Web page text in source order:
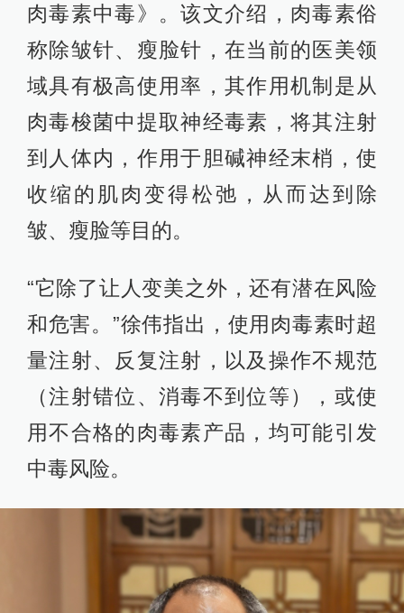
肉毒素中毒》。该文介绍，肉毒素俗
称除皱针、瘦脸针，在当前的医美领
域具有极高使用率，其作用机制是从
肉毒梭菌中提取神经毒素，将其注射
到人体内，作用于胆碱神经末梢，使
收缩的肌肉变得松弛，从而达到除
皱、瘦脸等目的。
“它除了让人变美之外，还有潜在风险
和危害。”徐伟指出，使用肉毒素时超
量注射、反复注射，以及操作不规范
（注射错位、消毒不到位等），或使
用不合格的肉毒素产品，均可能引发
中毒风险。